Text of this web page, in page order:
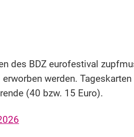
des BDZ eurofestival
werden.
(40 bzw. 15 Euro).